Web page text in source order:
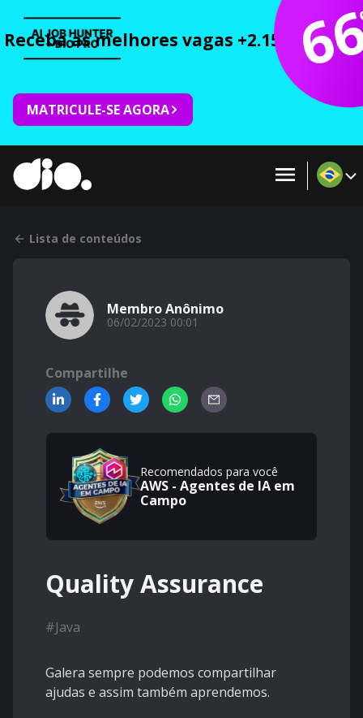
Receba as melhores vagas +2.150 cursos
MATRICULE-SE AGORA
Lista de conteúdos
Membro Anônimo
06/02/2023 00:01
Compartilhe
Recomendados para você
AWS - Agentes de IA em
Campo
Quality Assurance
#Java
Galera sempre podemos compartilhar
ajudas e assim também aprendemos.